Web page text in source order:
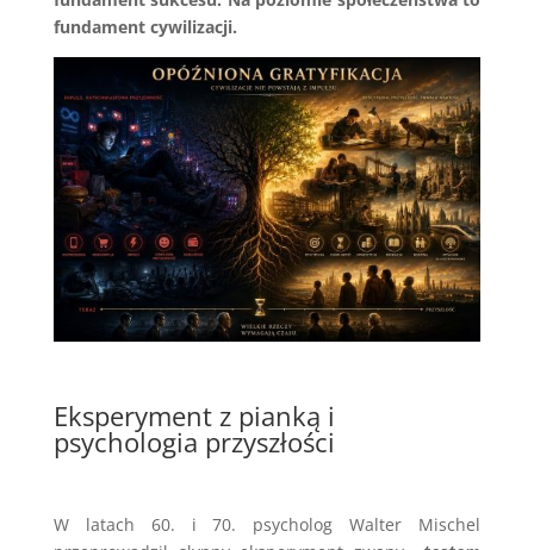
fundament cywilizacji.
Eksperyment z pianką i
psychologia przyszłości
W latach 60. i 70. psycholog Walter Mischel